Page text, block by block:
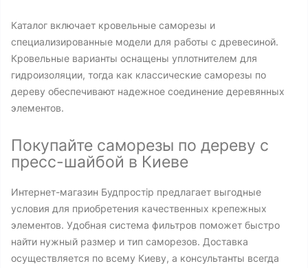
Каталог включает кровельные саморезы и
специализированные модели для работы с древесиной.
Кровельные варианты оснащены уплотнителем для
гидроизоляции, тогда как классические саморезы по
дереву обеспечивают надежное соединение деревянных
элементов.
Покупайте саморезы по дереву с
пресс-шайбой в Киеве
Интернет-магазин Будпростір предлагает выгодные
условия для приобретения качественных крепежных
элементов. Удобная система фильтров поможет быстро
найти нужный размер и тип саморезов. Доставка
осуществляется по всему Киеву, а консультанты всегда